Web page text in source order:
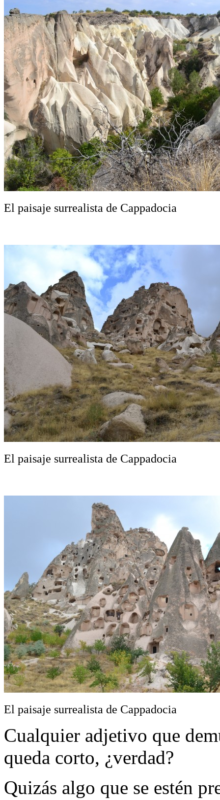
El paisaje surrealista de Cappadocia
El paisaje surrealista de Cappadocia
El paisaje surrealista de Cappadocia
Cualquier adjetivo que
queda corto, ¿verdad?
Quizás algo que se estén